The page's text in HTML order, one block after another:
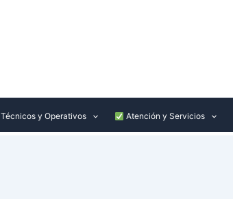
Técnicos y Operativos Atención y Servicios